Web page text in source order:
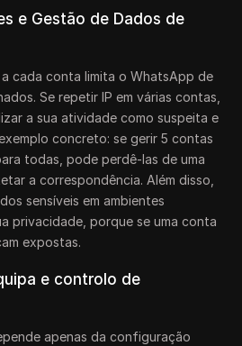
e Gestão de Dados de
cada conta limita o WhatsApp de
Se repetir IP em várias contas,
a sua atividade como suspeita e
concreto: se gerir 5 contas
todas, pode perdê-las de uma
a correspondência. Além disso,
sensíveis em ambientes
privacidade, porque se uma conta
expostas.
e controlo de
apenas da configuração